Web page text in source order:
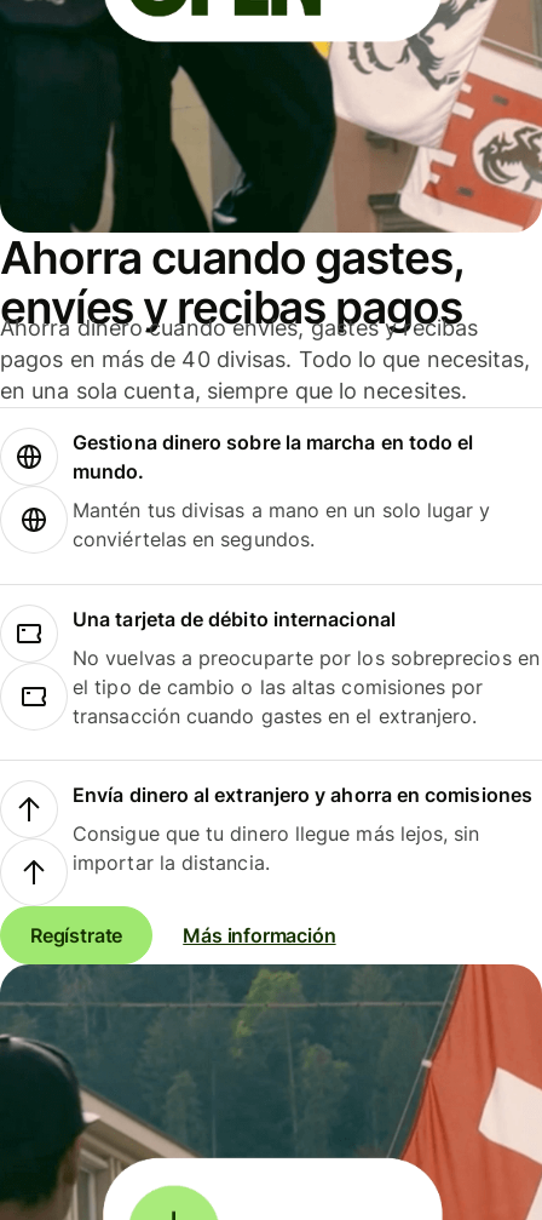
Ahorra cuando gastes,
envíes y recibas pagos
Ahorra dinero cuando envíes, gastes y recibas
pagos en más de 40 divisas. Todo lo que necesitas,
en una sola cuenta, siempre que lo necesites.
Gestiona dinero sobre la marcha en todo el
mundo.
Mantén tus divisas a mano en un solo lugar y
conviértelas en segundos.
Una tarjeta de débito internacional
No vuelvas a preocuparte por los sobreprecios en
el tipo de cambio o las altas comisiones por
transacción cuando gastes en el extranjero.
Envía dinero al extranjero y ahorra en comisiones
Consigue que tu dinero llegue más lejos, sin
importar la distancia.
Regístrate Más información